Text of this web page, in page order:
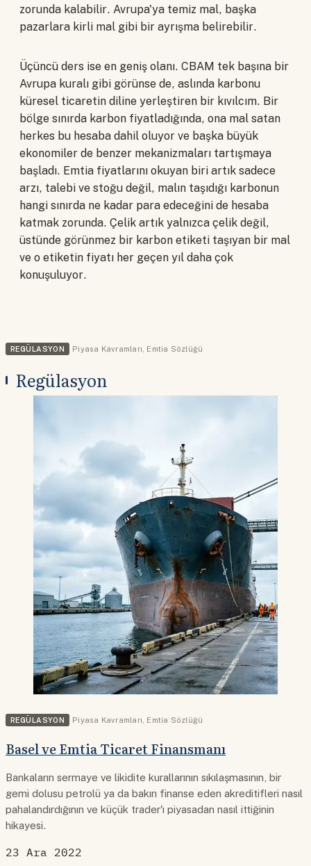
zorunda kalabilir. Avrupa'ya temiz mal, başka
pazarlara kirli mal gibi bir ayrışma belirebilir.
Üçüncü ders ise en geniş olanı. CBAM tek başına bir
Avrupa kuralı gibi görünse de, aslında karbonu
küresel ticaretin diline yerleştiren bir kıvılcım. Bir
bölge sınırda karbon fiyatladığında, ona mal satan
herkes bu hesaba dahil oluyor ve başka büyük
ekonomiler de benzer mekanizmaları tartışmaya
başladı. Emtia fiyatlarını okuyan biri artık sadece
arzı, talebi ve stoğu değil, malın taşıdığı karbonun
hangi sınırda ne kadar para edeceğini de hesaba
katmak zorunda. Çelik artık yalnızca çelik değil,
üstünde görünmez bir karbon etiketi taşıyan bir mal
ve o etiketin fiyatı her geçen yıl daha çok
konuşuluyor.
REGÜLASYON Piyasa Kavramları, Emtia Sözlüğü
Regülasyon
REGÜLASYON Piyasa Kavramları, Emtia Sözlüğü
Basel ve Emtia Ticaret Finansmanı
Bankaların sermaye ve likidite kurallarının sıkılaşmasının, bir
gemi dolusu petrolü ya da bakırı finanse eden akreditifleri nasıl
pahalandırdığının ve küçük trader'ı piyasadan nasıl ittiğinin
hikayesi.
23 Ara 2022